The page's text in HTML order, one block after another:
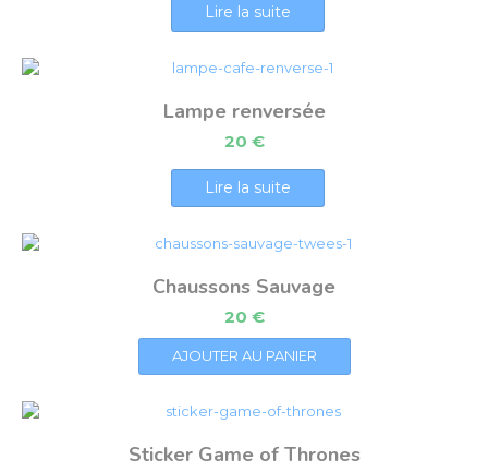
Lire la suite
Lampe renversée
20 €
Lire la suite
Chaussons Sauvage
20 €
AJOUTER AU PANIER
Sticker Game of Thrones